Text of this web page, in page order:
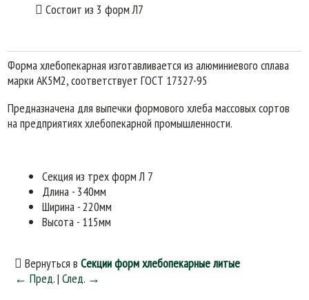
Состоит из 3 форм Л7
Форма хлебопекарная изготавливается из алюминиевого сплава
марки АК5М2, соответствует ГОСТ 17327-95
Предназначена для выпечки формового хлеба массовых сортов
на предприятиях хлебопекарной промышленности.
Секция из трех форм Л 7
Длина - 340мм
Ширина - 220мм
Высота - 115мм
Вернуться вСекции форм хлебопекарные литые
← Пред.|След. →